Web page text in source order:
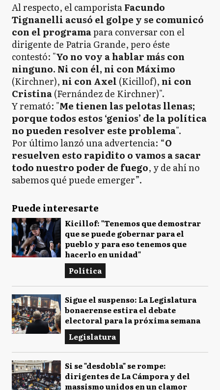
Al respecto, el camporistaFacundo
Tignanelli acusó el golpe y se comunicó
con el programapara conversar con el
dirigente de Patria Grande, pero éste
contestó: "Yo no voy a hablar más con
ninguno. Ni con él, ni con Máximo
(Kirchner), ni con Axel (Kicillof), ni con
Cristina(Fernández de Kirchner)".
Y remató: "Me tienen las pelotas llenas;
porque todos estos ‘genios’ de la política
no pueden resolver este problema".
Por último lanzó una advertencia: “O
resuelven esto rapidito o vamos a sacar
todo nuestro poder de fuego, y de ahí no
sabemos qué puede emerger”.
Puede interesarte
Kicillof: "Tenemos que demostrar
que se puede gobernar para el
pueblo y para eso tenemos que
hacerlo en unidad"
Política
Sigue el suspenso: La Legislatura
bonaerense estira el debate
electoral para la próxima semana
Legislatura
Si se "desdobla" se rompe:
dirigentes de La Cámpora y del
massismo unidos en un clamor